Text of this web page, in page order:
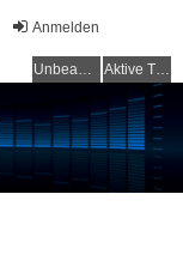
Anmelden
Unbeantwortete Themen Aktive Themen